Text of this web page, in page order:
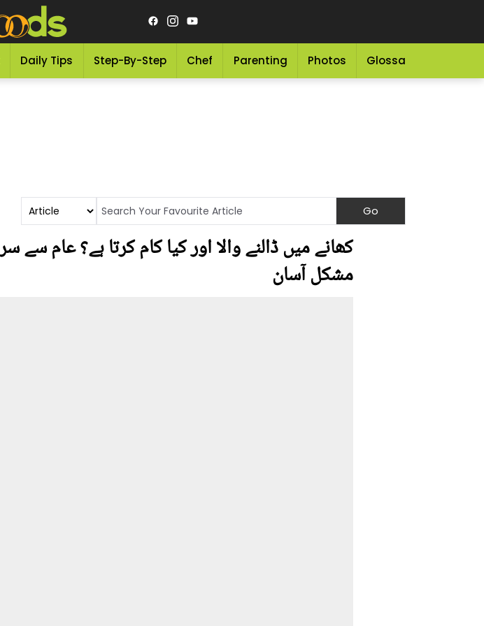
Daily Tips Step-By-Step Chef Parenting Photos Glossary
مشکل آسان